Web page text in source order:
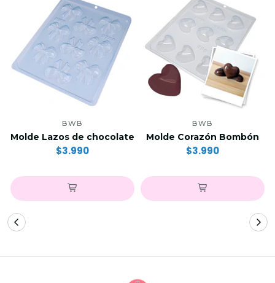
BWB
Molde Lazos de chocolate
$3.990
BWB
Molde Corazón Bombón
$3.990